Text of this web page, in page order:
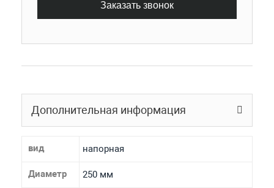
Заказать звонок
Дополнительная информация
вид напорная
Диаметр 250 мм